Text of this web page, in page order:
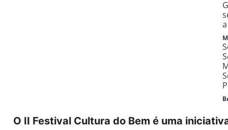
O II Festival Cultura do Bem é uma